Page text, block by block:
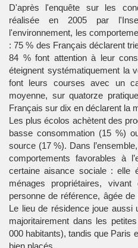
D'après l'enquête sur les
réalisée en 2005 par
l'environnement, les
: 75 % des Français déclarent
84 % font attention à leur
éteignent systématiquement la
font leurs courses avec un
moyenne, sur quatorze
Français sur dix en déclarent la
Les plus écolos achètent des
basse consommation (15 %)
source (17 %). Dans
comportements favorables à
certaine aisance sociale : elle
ménages propriétaires,
personne de référence, âgée
Le lieu de résidence joue
majoritairement dans les
000 habitants), tandis que Paris
bien placés.